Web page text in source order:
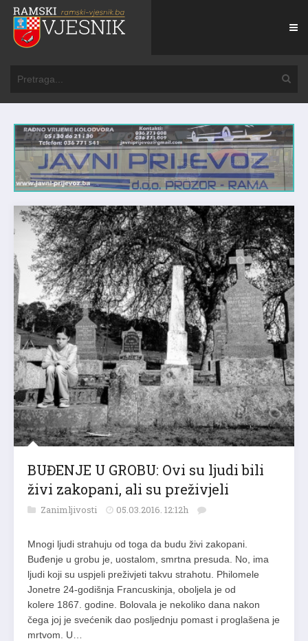
BUĐENJE U GROBU: Ovi su ljudi bili
živi zakopani, ali su preživjeli
Zanimljivosti 05.03.2016. 12:12h
Mnogi ljudi strahuju od toga da budu živi zakopani.
Buđenje u grobu je, uostalom, smrtna presuda. No, ima
ljudi koji su uspjeli preživjeti takvu strahotu. Philomele
Jonetre 24-godišnja Francuskinja, oboljela je od
kolere 1867. godine. Bolovala je nekoliko dana nakon
čega joj je svećenik dao posljednju pomast i proglašena je
mrtvom. U…